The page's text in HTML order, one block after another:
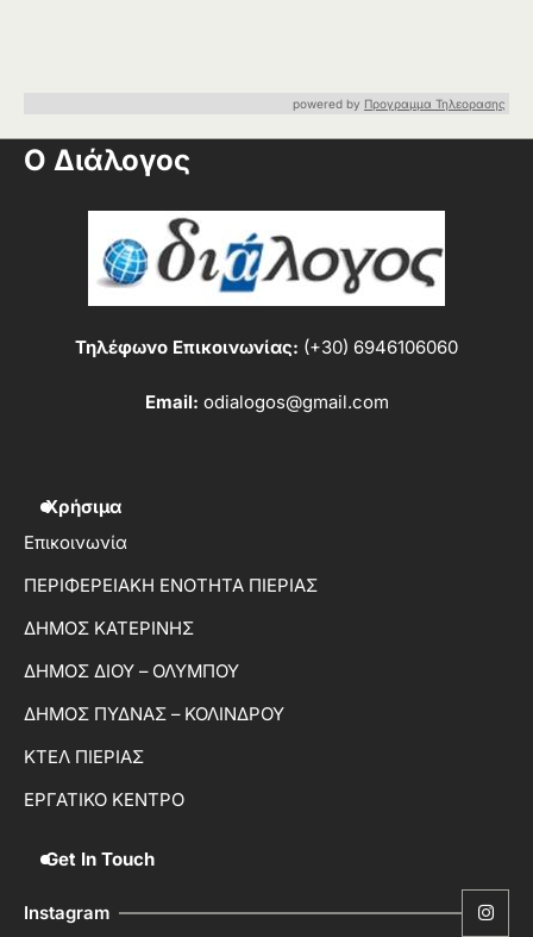
powered by Προγραμμα Τηλεορασης
Ο Διάλογος
Τηλέφωνο Επικοινωνίας: (+30) 6946106060
Email: odialogos@gmail.com
Χρήσιμα
Επικοινωνία
ΠΕΡΙΦΕΡΕΙΑΚΗ ΕΝΟΤΗΤΑ ΠΙΕΡΙΑΣ
ΔΗΜΟΣ ΚΑΤΕΡΙΝΗΣ
ΔΗΜΟΣ ΔΙΟΥ – ΟΛΥΜΠΟΥ
ΔΗΜΟΣ ΠΥΔΝΑΣ – ΚΟΛΙΝΔΡΟΥ
ΚΤΕΛ ΠΙΕΡΙΑΣ
ΕΡΓΑΤΙΚΟ ΚΕΝΤΡΟ
Get In Touch
Instagram